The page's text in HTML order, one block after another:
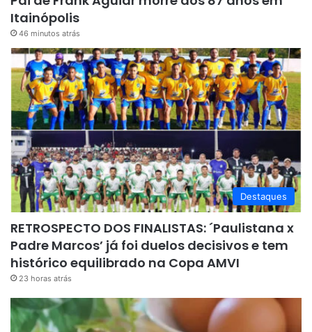
Itainópolis
46 minutos atrás
Destaques
RETROSPECTO DOS FINALISTAS: ´Paulistana x
Padre Marcos’ já foi duelos decisivos e tem
histórico equilibrado na Copa AMVI
23 horas atrás